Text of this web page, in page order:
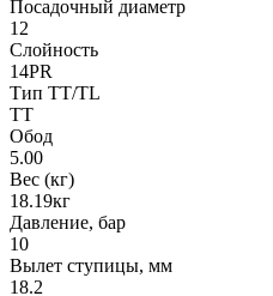
Посадочный диаметр
12
Слойность
14PR
Тип TT/TL
TT
Обод
5.00
Вес (кг)
18.19кг
Давление, бар
10
Вылет ступицы, мм
18.2